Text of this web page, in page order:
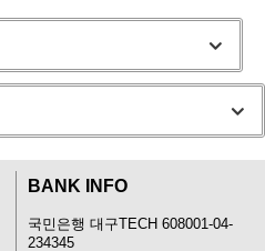
BANK INFO
국민은행 대구TECH 608001-04-
234345